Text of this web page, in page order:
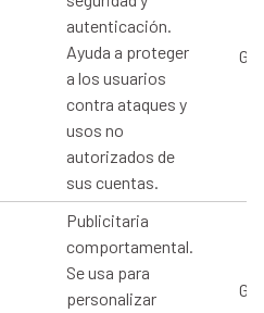
autenticación.
Ayuda a proteger
a los usuarios
contra ataques y
usos no
autorizados de
sus cuentas.
Publicitaria
comportamental.
Se usa para
personalizar